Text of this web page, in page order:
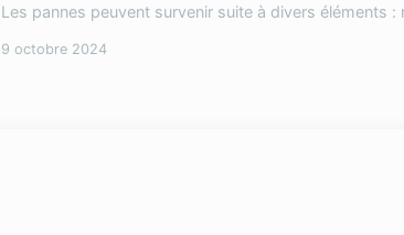
Les pannes peuvent survenir suite à divers éléments
9 octobre 2024